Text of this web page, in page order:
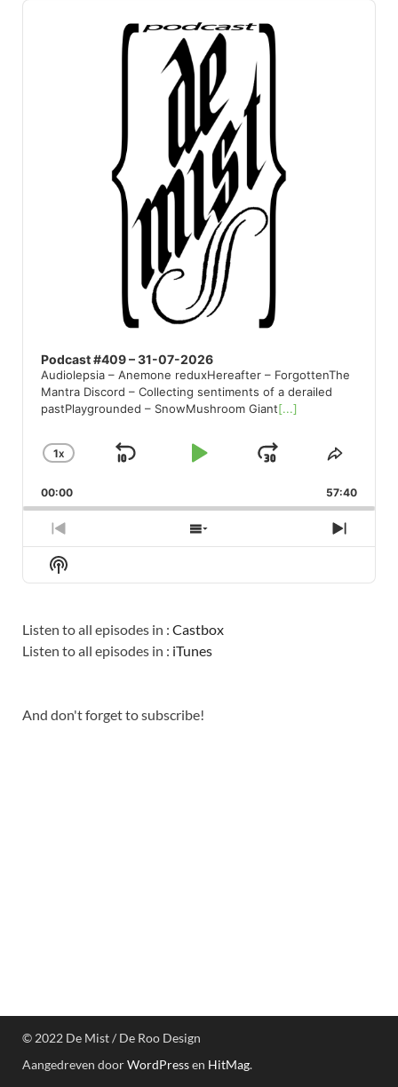
Audio
Podcast #409 – 31-07-2026
Audiolepsia – Anemone reduxHereafter – ForgottenThe
Mantra Discord – Collecting sentiments of a derailed
pastPlaygrounded – SnowMushroom Giant[...]
CHANGE
RATE
1X
SKIP
PLAYJUMP
FORWARD
SHARE
00:00 57:40
PREVIOUS
EPISODE
SHOW
EPISODES
NEXT
Show
Podcast
Listen to all episodes in : Castbox
Listen to all episodes in : iTunes
And don't forget to subscribe!
© 2022 De Mist / De Roo Design
Aangedreven doorWordPressen HitMag.